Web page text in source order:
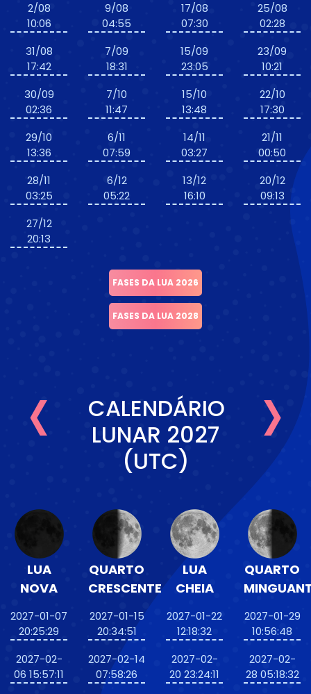
2/08
10:06
31/08
17:42
30/09
02:36
29/10
13:36
28/11
03:25
27/12
20:13
9/08
04:55
7/09
18:31
7/10
11:47
6/11
07:59
6/12
05:22
17/08
07:30
15/09
23:05
15/10
13:48
14/11
03:27
13/12
16:10
25/08
02:28
23/09
10:21
22/10
17:30
21/11
00:50
20/12
09:13
FASES DA LUA 2026
FASES DA LUA 2028
‹
CALENDÁRIO
LUNAR 2027
(UTC)
›
LUA
NOVA
2027-01-07
20:25:29
2027-02-
06 15:57:11
QUARTO
CRESCENTE
2027-01-15
20:34:51
2027-02-14
07:58:26
LUA
CHEIA
2027-01-22
12:18:32
2027-02-
20 23:24:11
QUARTO
2027-01-29
10:56:48
2027-02-
28 05:18:32